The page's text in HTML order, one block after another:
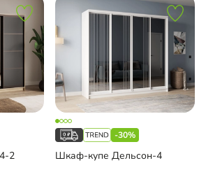
2
-30%
Шкаф-купе Дельсон-4